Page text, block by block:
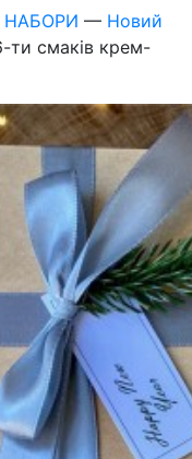
НАБОРИ — Новий
ти смаків крем-